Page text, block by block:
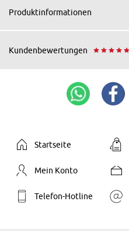
Produktinformationen
Kundenbewertungen
Startseite
Mein Konto
Telefon-Hotline